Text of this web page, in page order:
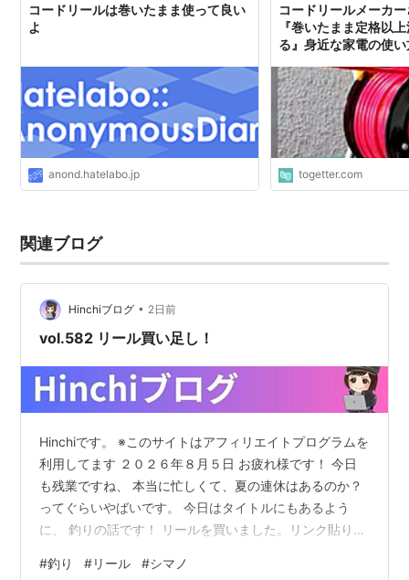
コードリールは巻いたまま使って良い
よ
anond.hatelabo.jp
コードリールメーカ
『巻いたまま定格以
る』身近な家電の使
togetter.com
関連ブログ
Hinchiブログ • 2日前
vol.582 リール買い足し！
Hinchiです。 ※このサイトはアフィリエイトプログラムを
利用してます ２０２６年８月５日 お疲れ様です！ 今日
も残業ですね、 本当に忙しくて、夏の連休はあるのか？
ってぐらいやばいです。 今日はタイトルにもあるよう
に、 釣りの話です！ リールを買いました。リンク貼りま
糸付 新品価格￥2,114から(2026/8/5 22:16時点) シマノ
#釣り #リール #シマノ